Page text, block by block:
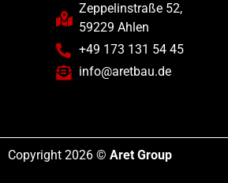
Zeppelinstraße 52,
59229 Ahlen
+49 173 131 54 45
info@aretbau.de
Copyright 2026 © Aret Group